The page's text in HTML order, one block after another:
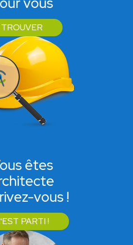
TROUVER
êtes
vous !
PARTI !